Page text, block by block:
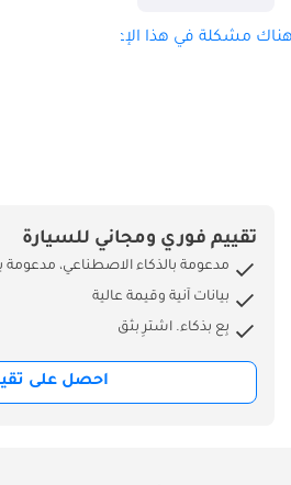
للمقاعد الخلفية،
المساعدة على البقاء
في المسار، كاميرا
الكثير... -------------------
----------------------- لمزيد
من التفاصيل، لا
تترددوا في الاتصال بنا.
مشكلة في هذا الإعلان؟
تقييم فوري ومجاني للسيارة
مدعومة بالذكاء الاصطناعي، مدعومة
بيانات آنية وقيمة عالية
بِع بذكاء. اشترِ بثق
احصل على